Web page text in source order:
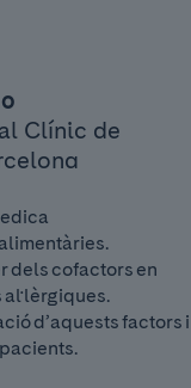
Clínic de
dels cofactors en
d’aquests factors